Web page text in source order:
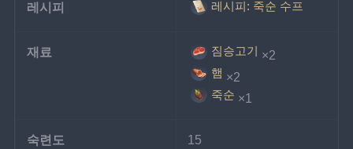
레시피 레시피: 죽순 수프
재료 짐승고기 ×2
햄 ×2
죽순 ×1
숙련도 15